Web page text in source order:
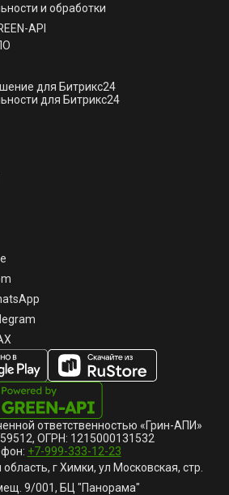
и обработки
API
для Битрикс24
для Битрикс24
ответственностью «Грин-АПИ»
ОГРН: 1215000131532
+7-999-333-12-23
г Химки, ул Московская, стр.
9/001, БЦ "Панорама"